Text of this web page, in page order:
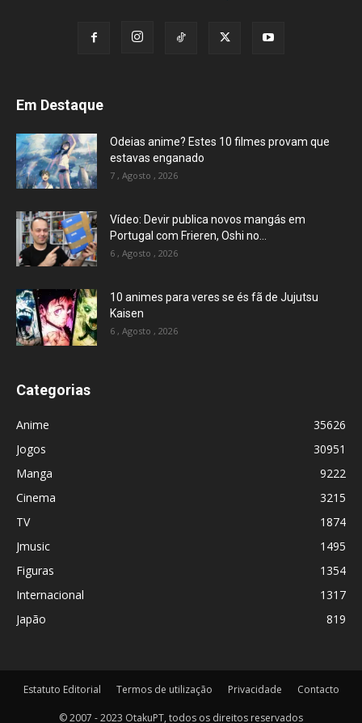
Em Destaque
Odeias anime? Estes 10 filmes provam que
estavas enganado
7 , Agosto , 2026
Vídeo: Devir publica novos mangás em
Portugal com Frieren, Oshi no...
6 , Agosto , 2026
10 animes para veres se és fã de Jujutsu
Kaisen
6 , Agosto , 2026
Categorias
Anime
35626
Jogos
30951
Manga
9222
Cinema
3215
TV
1874
Jmusic
1495
Figuras
1354
Internacional
1317
Japão
819
Estatuto Editorial Termos de utilização Privacidade Contacto
© 2007 - 2023 OtakuPT, todos os direitos reservados